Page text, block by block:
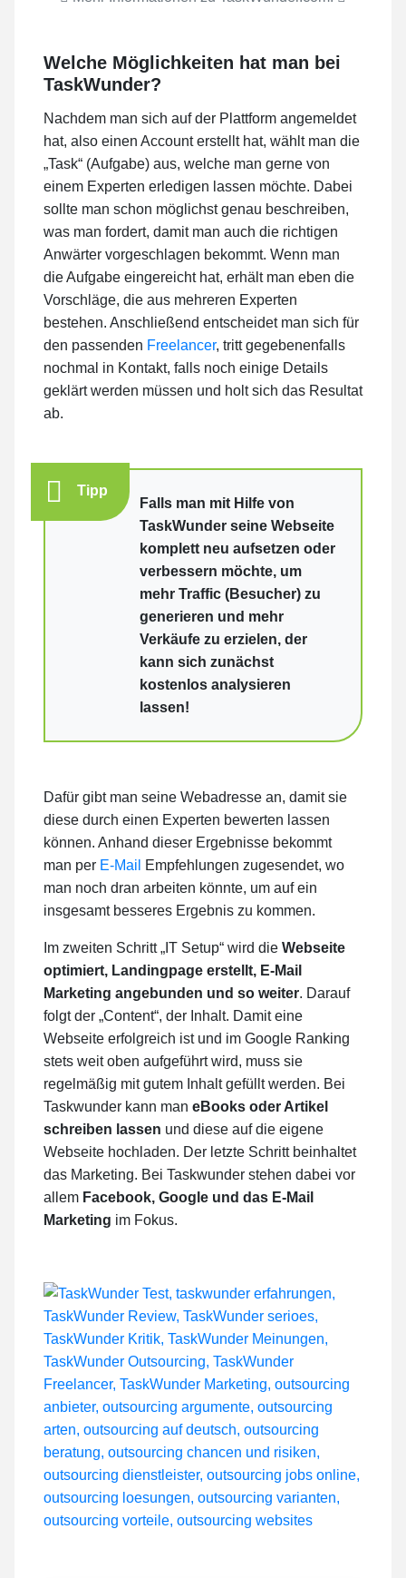
Welche Möglichkeiten hat man bei
TaskWunder?
Nachdem man sich auf der Plattform angemeldet
hat, also einen Account erstellt hat, wählt man die
„Task“ (Aufgabe) aus, welche man gerne von
einem Experten erledigen lassen möchte. Dabei
sollte man schon möglichst genau beschreiben,
was man fordert, damit man auch die richtigen
Anwärter vorgeschlagen bekommt. Wenn man
die Aufgabe eingereicht hat, erhält man eben die
Vorschläge, die aus mehreren Experten
bestehen. Anschließend entscheidet man sich für
den passenden Freelancer, tritt gegebenenfalls
nochmal in Kontakt, falls noch einige Details
geklärt werden müssen und holt sich das Resultat
ab.
Tipp
Falls man mit Hilfe von
TaskWunder seine Webseite
komplett neu aufsetzen oder
verbessern möchte, um
mehr Traffic (Besucher) zu
generieren und mehr
Verkäufe zu erzielen, der
kann sich zunächst
kostenlos analysieren
lassen!
Dafür gibt man seine Webadresse an, damit sie
diese durch einen Experten bewerten lassen
können. Anhand dieser Ergebnisse bekommt
man per E-Mail
Empfehlungen zugesendet, wo
man noch dran arbeiten könnte, um auf ein
insgesamt besseres Ergebnis zu kommen.
Im zweiten Schritt „IT Setup“ wird die Webseite
optimiert, Landingpage erstellt, E-Mail
Marketing angebunden und so weiter. Darauf
folgt der „Content“, der Inhalt. Damit eine
Webseite erfolgreich ist und im Google Ranking
stets weit oben aufgeführt wird, muss sie
regelmäßig mit gutem Inhalt gefüllt werden. Bei
Taskwunder kann man eBooks oder Artikel
schreiben lassen und diese auf die eigene
Webseite hochladen. Der letzte Schritt beinhaltet
das Marketing. Bei Taskwunder stehen dabei vor
allem Facebook, Google und das E-Mail
Marketing im Fokus.